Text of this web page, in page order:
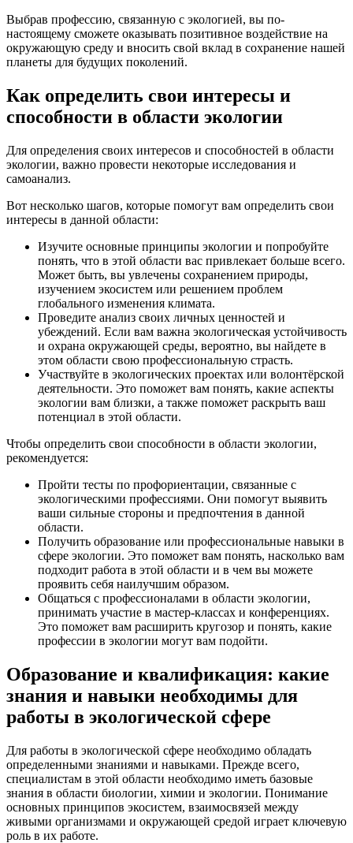
Выбрав профессию, связанную с экологией, вы по-
настоящему сможете оказывать позитивное воздействие на
окружающую среду и вносить свой вклад в сохранение нашей
планеты для будущих поколений.
Как определить свои интересы и
способности в области экологии
Для определения своих интересов и способностей в области
экологии, важно провести некоторые исследования и
самоанализ.
Вот несколько шагов, которые помогут вам определить свои
интересы в данной области:
Изучите основные принципы экологии и попробуйте
понять, что в этой области вас привлекает больше всего.
Может быть, вы увлечены сохранением природы,
изучением экосистем или решением проблем
глобального изменения климата.
Проведите анализ своих личных ценностей и
убеждений. Если вам важна экологическая устойчивость
и охрана окружающей среды, вероятно, вы найдете в
этом области свою профессиональную страсть.
Участвуйте в экологических проектах или волонтёрской
деятельности. Это поможет вам понять, какие аспекты
экологии вам близки, а также поможет раскрыть ваш
потенциал в этой области.
Чтобы определить свои способности в области экологии,
рекомендуется:
Пройти тесты по профориентации, связанные с
экологическими профессиями. Они помогут выявить
ваши сильные стороны и предпочтения в данной
области.
Получить образование или профессиональные навыки в
сфере экологии. Это поможет вам понять, насколько вам
подходит работа в этой области и в чем вы можете
проявить себя наилучшим образом.
Общаться с профессионалами в области экологии,
принимать участие в мастер-классах и конференциях.
Это поможет вам расширить кругозор и понять, какие
профессии в экологии могут вам подойти.
Образование и квалификация: какие
знания и навыки необходимы для
работы в экологической сфере
Для работы в экологической сфере необходимо обладать
определенными знаниями и навыками. Прежде всего,
специалистам в этой области необходимо иметь базовые
знания в области биологии, химии и экологии. Понимание
основных принципов экосистем, взаимосвязей между
живыми организмами и окружающей средой играет ключевую
роль в их работе.